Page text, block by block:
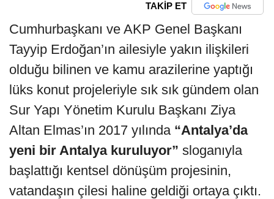
TAKİP ET
Cumhurbaşkanı ve AKP Genel Başkanı
Tayyip Erdoğan’ın ailesiyle yakın ilişkileri
olduğu bilinen ve kamu arazilerine yaptığı
lüks konut projeleriyle sık sık gündem olan
Sur Yapı Yönetim Kurulu Başkanı Ziya
Altan Elmas’ın 2017 yılında “Antalya’da
yeni bir Antalya kuruluyor” sloganıyla
başlattığı kentsel dönüşüm projesinin,
vatandaşın çilesi haline geldiği ortaya çıktı.